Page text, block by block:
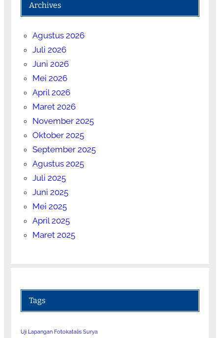
Archives
Agustus 2026
Juli 2026
Juni 2026
Mei 2026
April 2026
Maret 2026
November 2025
Oktober 2025
September 2025
Agustus 2025
Juli 2025
Juni 2025
Mei 2025
April 2025
Maret 2025
Tags
Uji Lapangan Fotokatalis Surya